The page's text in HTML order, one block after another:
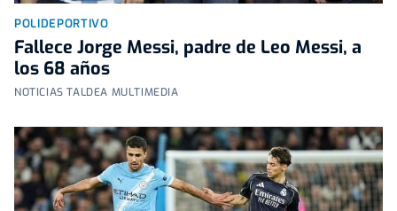
POLIDEPORTIVO
Fallece Jorge Messi, padre de Leo Messi, a
los 68 años
NOTICIAS TALDEA MULTIMEDIA